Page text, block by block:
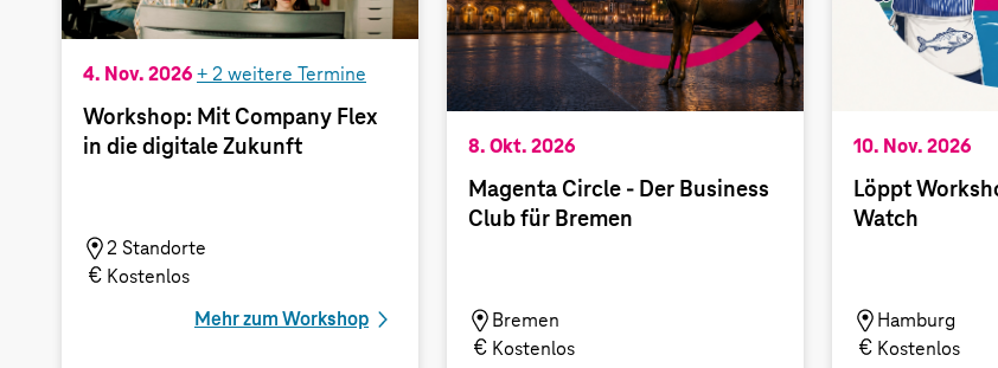
4. Nov. 2026 + 2 weitere Termine
Workshop: Mit Company Flex
in die digitale Zukunft
2 Standorte
Kostenlos
Mehr zum Workshop
8. Okt. 2026
Magenta Circle - Der Business
Club für Bremen
Bremen
Kostenlos
10. Nov. 2026
Löppt
Watch
Hamburg
Kostenlos